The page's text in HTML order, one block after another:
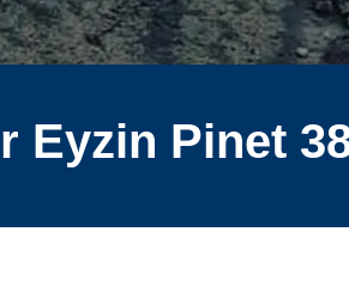
Eyzin Pinet